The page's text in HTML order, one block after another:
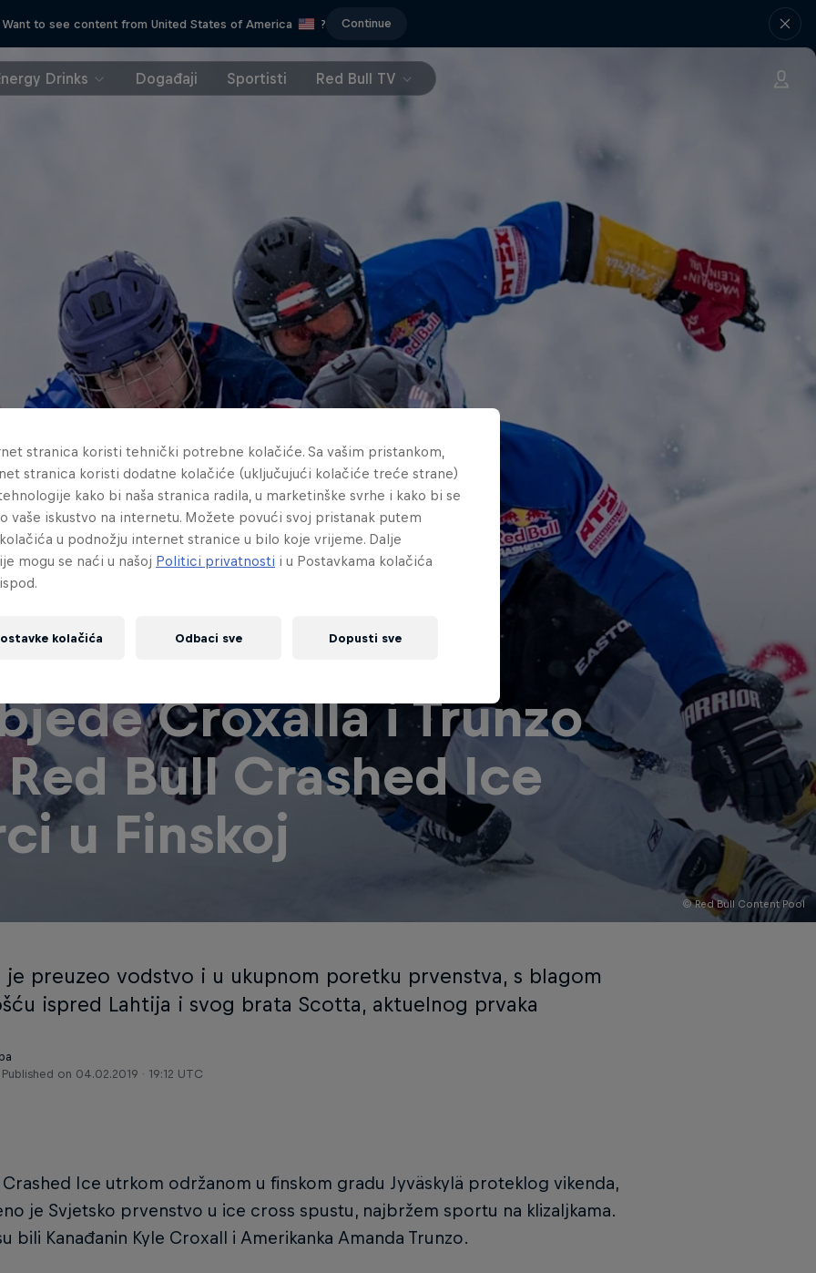
Want to see content from United States of America ? Continue
Drinks Događaji Sportisti Red Bull TV
© Red Bull Content Pool
Croxalla i Trunzo
Bull Crashed Ice
u Finskoj
je preuzeo vodstvo i u ukupnom poretku prvenstva, s blagom
ispred Lahtija i svog brata Scotta, aktuelnog prvaka
Published on 04.02.2019 · 19:12 UTC
Crashed Ice utrkom održanom u finskom gradu Jyväskylä proteklog vikenda,
je Svjetsko prvenstvo u ice cross spustu, najbržem sportu na klizaljkama.
bili Kanađanin Kyle Croxall i Amerikanka Amanda Trunzo.
stranica koristi tehnički potrebne kolačiće. Sa vašim pristankom,
stranica koristi dodatne kolačiće (uključujući kolačiće treće strane)
kako bi naša stranica radila, u marketinške svrhe i kako bi se
vaše iskustvo na internetu. Možete povući svoj pristanak putem
u podnožju internet stranice u bilo koje vrijeme. Dalje
mogu se naći u našoj Politici privatnosti i u Postavkama kolačića
kolačića Odbaci sve Dopusti sve